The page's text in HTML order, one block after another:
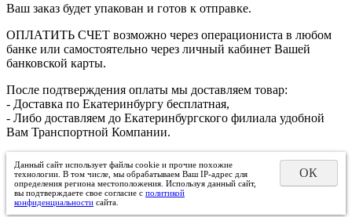
Ваш заказ будет упакован и готов к отправке.
ОПЛАТИТЬ СЧЕТ возможно через операциониста в любом
банке или самостоятельно через личный кабинет Вашей
банковской карты.
После подтверждения оплаты мы доставляем товар:
- Доставка по Екатеринбургу бесплатная,
- Либо доставляем до Екатеринбургского филиала удобной
Вам Транспортной Компании.
Данный сайт использует файлы cookie и прочие похожие
технологии. В том числе, мы обрабатываем Ваш IP-адрес для
определения региона местоположения. Используя данный сайт,
вы подтверждаете свое согласие с политикой
конфиденциальности сайта.
ОК